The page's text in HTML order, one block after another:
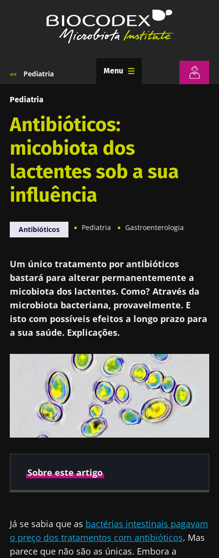
Pediatria Menu
Pediatria
Antibióticos:
micobiota dos
lactentes sob a sua
influência
Antibióticos Pediatria Gastroenterologia
Um único tratamento por antibióticos
bastará para alterar permanentemente a
micobiota dos lactentes. Como? Através da
microbiota bacteriana, provavelmente. E
isto com possíveis efeitos a longo prazo para
a sua saúde. Explicações.
Sobre este artigo
Já se sabia que as bactérias intestinais pagavam
o preço dos tratamentos com antibióticos. Mas
parece que não são as únicas. Embora a